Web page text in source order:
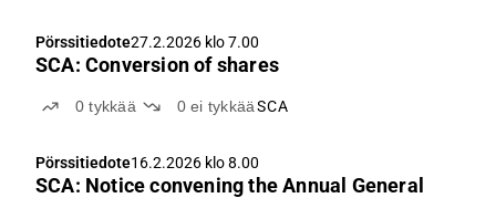
Pörssitiedote27.2.2026 klo 7.00
SCA: Conversion of shares
0tykkää 0ei tykkääSCA
Pörssitiedote16.2.2026 klo 8.00
SCA: Notice convening the Annual General